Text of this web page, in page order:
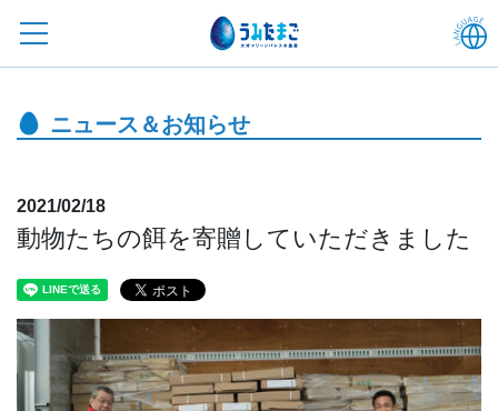
ニュース＆お知らせ
2021/02/18
動物たちの餌を寄贈していただきました